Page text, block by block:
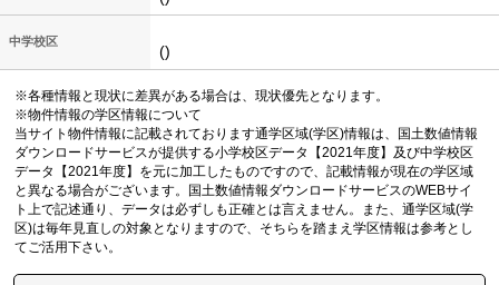
中学校区
()
※各種情報と現状に差異がある場合は、現状優先となります。
※物件情報の学区情報について
当サイト物件情報に記載されております通学区域(学区)情報は、国土数値情報
ダウンロードサービスが提供する小学校区データ【2021年度】及び中学校区
データ【2021年度】を元に加工したものですので、記載情報が現在の学区域
と異なる場合がございます。国土数値情報ダウンロードサービスのWEBサイ
ト上で記述通り、データは必ずしも正確とは言えません。また、通学区域(学
区)は毎年見直しの対象となりますので、そちらを踏まえ学区情報は参考とし
てご活用下さい。